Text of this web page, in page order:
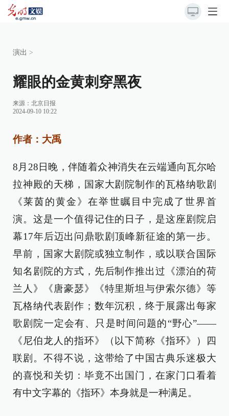
演出 >
耀眼的金黄刺穿黑夜
来源： 北京日报
2024-09-10 10:22
作者：大禹
8月28日晚，伴随着众神消失在云端通向瓦尔哈
拉神殿的天梯，国家大剧院制作的瓦格纳歌剧
《莱茵的黄金》在举世瞩目中完成了世界首
演。这是一个值得记住的日子，是这座剧院启
幕17年后迈出问鼎歌剧顶峰新征途的第一步。
早前，国家大剧院或独立制作，或以联合国际
知名剧院的方式，先后制作推出过《漂泊的荷
兰人》《唐豪瑟》《特里斯坦与伊索尔德》等
瓦格纳代表剧作；数年沉积，终于展露出每家
歌剧院一定会有、只是时间问题的“野心”——
《尼伯龙人的指环》（以下简称《指环》）四
联剧。不得不说，这带给了中国古典乐迷极大
的喜悦和关切：毕竟不出国门，在家门口看着
有中文字幕的《指环》本身就是一种满足。